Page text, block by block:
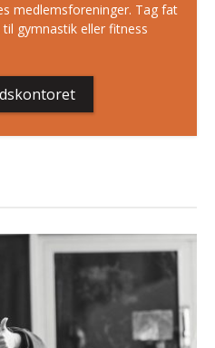
medlemsforeninger. Tag fat
gymnastik eller fitness